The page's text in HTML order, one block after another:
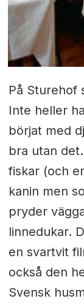
På Sturehof
Inte heller
börjat med
bra utan
fiskar (och
kanin men
pryder
linnedukar.
en svartvit
också den
Svensk